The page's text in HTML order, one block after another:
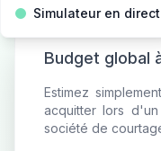
Budget global
Estimez
acquitter lors
société de
Simulateur en direct